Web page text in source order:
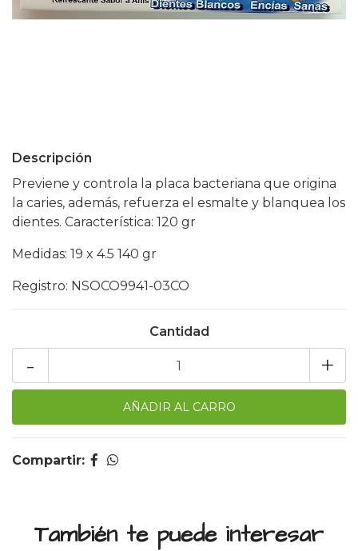
Descripción
Previene y controla la placa bacteriana que origina
la caries, además, refuerza el esmalte y blanquea los
dientes. Característica: 120 gr
Medidas: 19 x 4.5 140 gr
Registro: NSOCO9941-03CO
Cantidad
+
-
Compartir:
También te puede interesar